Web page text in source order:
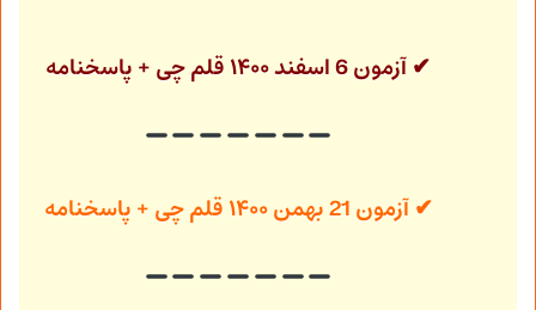
✔ آزمون 6 اسفند ۱۴۰۰ قلم چی + پاسخنامه
✔آزمون 21 بهمن ۱۴۰۰ قلم چی + پاسخنامه